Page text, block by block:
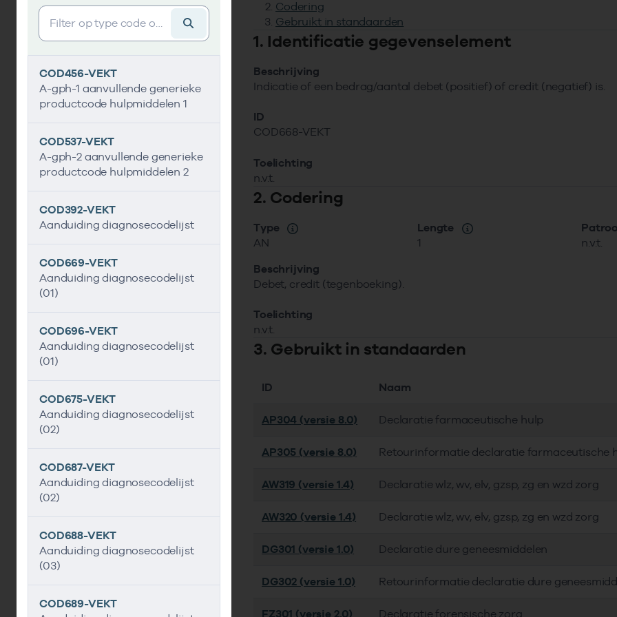
Vind gegevens&shy;element
COD456-VEKT
A-gph-1 aanvullende generieke
productcode hulpmiddelen 1
COD537-VEKT
A-gph-2 aanvullende generieke
productcode hulpmiddelen 2
COD392-VEKT
Aanduiding diagnosecodelijst
COD669-VEKT
Aanduiding diagnosecodelijst
(01)
COD696-VEKT
Aanduiding diagnosecodelijst
(01)
COD675-VEKT
Aanduiding diagnosecodelijst
(02)
COD687-VEKT
Aanduiding diagnosecodelijst
(02)
COD688-VEKT
Aanduiding diagnosecodelijst
(03)
COD689-VEKT
Codering
Gebruikt in standaarden
1. Identificatie gegevenselement
Beschrijving
Indicatie of een bedrag/aantal debet (positief) of credit (negatief) is.
ID
COD668-VEKT
Toelichting
n.v.t.
2. Codering
Type
AN
Lengte
1
n.v.t.
Beschrijving
Debet, credit (tegenboeking).
Toelichting
n.v.t.
3. Gebruikt in standaarden
ID Naam
AP304 (versie 8.0) Declaratie farmaceutische hulp
AP305 (versie 8.0) Retourinformatie declaratie farmaceutische
AW319 (versie 1.4) Declaratie wlz, wv, elv, gzsp, zg en wzd zorg
AW320 (versie 1.4) Declaratie wlz, wv, elv, gzsp, zg en wzd zorg
DG301 (versie 1.0) Declaratie dure geneesmiddelen
DG302 (versie 1.0) Retourinformatie declaratie dure
FZ301 (versie 2.0) Declaratie forensische zorg